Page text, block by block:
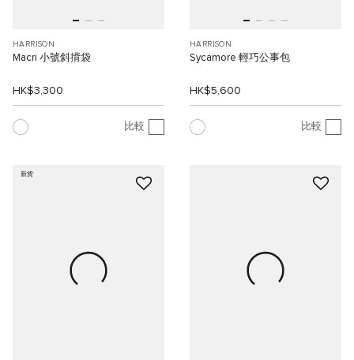
HARRISON
Macri 小號斜揹袋
HK$3,300
比較
HARRISON
Sycamore 輕巧公事包
HK$5,600
比較
新貨